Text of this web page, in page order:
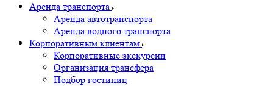
Аренда транспорта
Аренда автотранспорта
Аренда водного транспорта
Корпоративным клиентам
Корпоративные экскурсии
Организация трансфера
Подбор гостиниц